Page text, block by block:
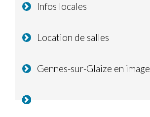
Infos locales
Location de salles
Gennes-sur-Glaize en image